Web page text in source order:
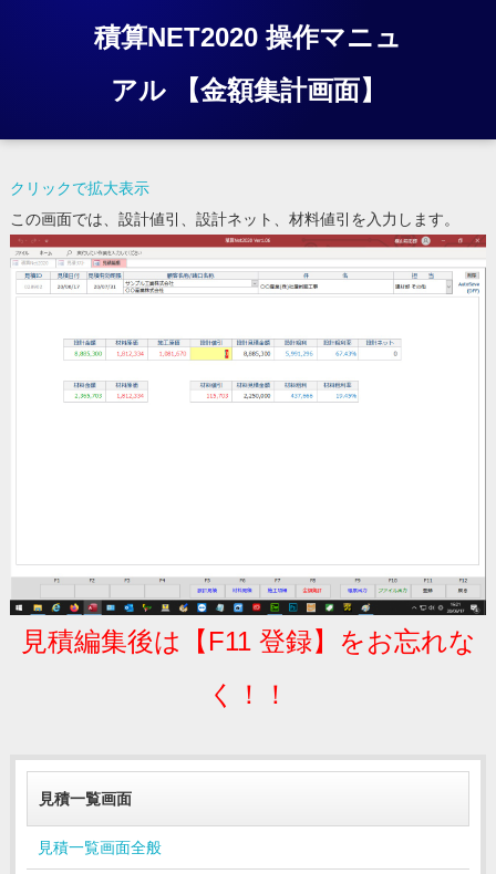
積算NET2020 操作マニュ
アル 【金額集計画面】
クリックで拡大表示
この画面では、設計値引、設計ネット、材料値引を入力します。
見積編集後は【F11 登録】をお忘れな
く！！
見積一覧画面
見積一覧画面全般